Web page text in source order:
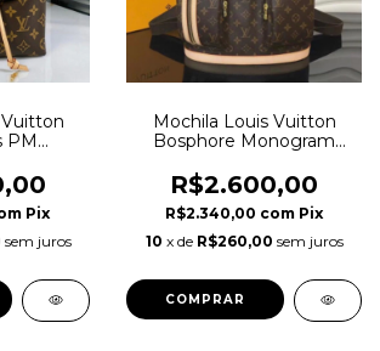
PM
Pix
sem juros
Mochila Louis Vuitton
Bosphore Monogram
R$2.600,00
R$2.340,00 com Pix
10 x de R$260,00 sem juros